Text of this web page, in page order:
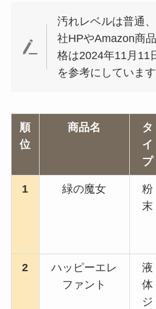
汚れレベルは普通
社HPやAmazon商
格は2024年11月11
を参考にしています
順
位
商品名
タ
イ
プ
1 緑の魔女
粉
末
2
ハッピーエレ
ファント
液
体
ジ